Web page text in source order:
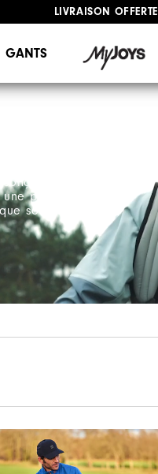
LIVRAISON OFFERTE
GANTS
pour le
protection
soient les